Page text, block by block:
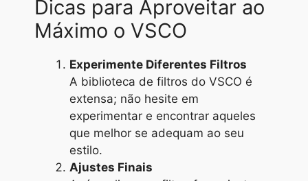
Dicas para Aproveitar ao
Máximo o VSCO
Experimente Diferentes Filtros
A biblioteca de filtros do VSCO é
extensa; não hesite em
experimentar e encontrar aqueles
que melhor se adequam ao seu
estilo.
Ajustes Finais